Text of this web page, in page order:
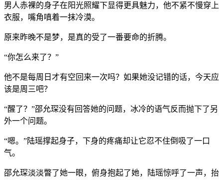
男人赤裸的身子在阳光照耀下显得更具魅力，他不紧不慢穿上
衣服，嘴角嗔着一抹冷漠。
原来昨晚不是梦，是真的受了一番要命的折腾。
“你怎么来了？”
他不是每周日才有空回来一次吗？如果她没记错的话，今天应
该是周三吧？
“醒了？”邵允琛没有回答她的问题，冰冷的语气反而抛下了另
外一个问题。
“嗯。”陆瑶撑起身子，下身的疼痛却让它忍不住倒吸了一口
气。
邵允琛淡淡瞥了她一眼，俯身抱起了她，陆瑶惊呼了一声，抬